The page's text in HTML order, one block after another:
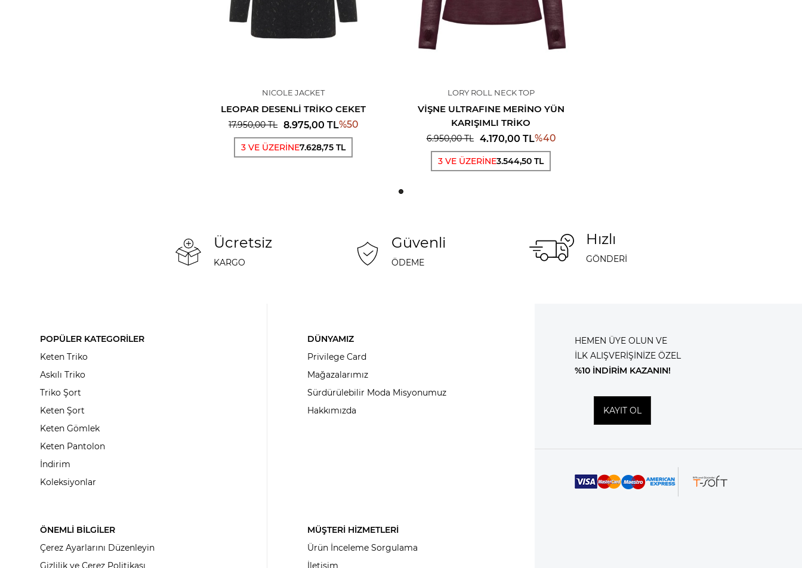
NICOLE JACKET
LEOPAR DESENLI TRIKO CEKET
17.950,00TL 8.975,00 TL%50
3 VE ÜZERİNE7.628,75 TL
LORY ROLL NECK TOP
VIŞNE ULTRAFINE MERINO YÜN
KARIŞIMLI TRIKO
6.950,00TL 4.170,00 TL%40
3 VE ÜZERİNE3.544,50 TL
Ücretsiz
KARGO
Güvenli
ÖDEME
Hızlı
GÖNDERİ
POPÜLER KATEGORİLER
Keten Triko
Askılı Triko
Triko Şort
Keten Şort
Keten Gömlek
Keten Pantolon
İndirim
Koleksiyonlar
DÜNYAMIZ
Privilege Card
Mağazalarımız
Sürdürülebilir Moda Misyonumuz
Hakkımızda
ÖNEMLİ BİLGİLER
Çerez Ayarlarını Düzenleyin
Gizlilik ve Çerez Politikası
MÜŞTERİ HİZMETLERİ
Ürün İnceleme Sorgulama
İletişim
HEMEN ÜYE OLUN VE
İLK ALIŞVERİŞİNİZE ÖZEL
%10 İNDİRİM KAZANIN!
KAYIT OL